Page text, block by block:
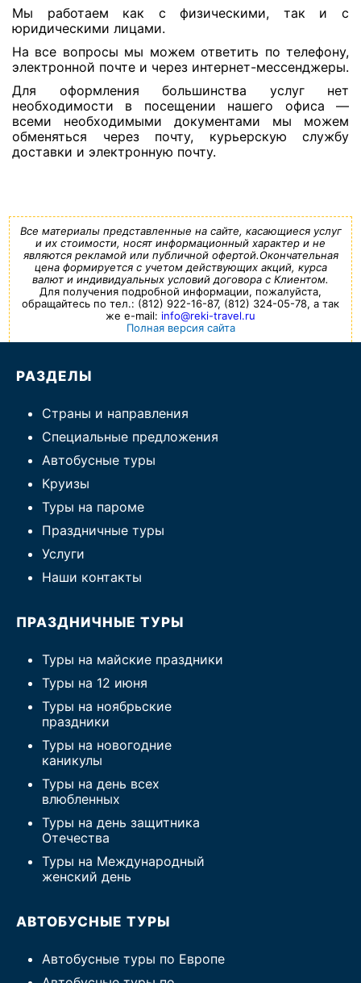
Мы работаем как с физическими, так и с
юридическими лицами.
На все вопросы мы можем ответить по телефону,
электронной почте и через интернет-мессенджеры.
Для оформления большинства услуг нет
необходимости в посещении нашего офиса —
всеми необходимыми документами мы можем
обменяться через почту, курьерскую службу
доставки и электронную почту.
Все материалы представленные на сайте, касающиеся услуг
и их стоимости, носят информационный характер и не
являются рекламой или публичной офертой.Окончательная
цена формируется с учетом действующих акций, курса
валют и индивидуальных условий договора с Клиентом.
Для получения подробной информации, пожалуйста,
обращайтесь по тел.: (812) 922-16-87, (812) 324-05-78, а так
же e-mail: info@reki-travel.ru
Полная версия сайта
РАЗДЕЛЫ
Страны и направления
Специальные предложения
Автобусные туры
Круизы
Туры на пароме
Праздничные туры
Услуги
Наши контакты
ПРАЗДНИЧНЫЕ ТУРЫ
Туры на майские праздники
Туры на 12 июня
Туры на ноябрьские
праздники
Туры на новогодние
каникулы
Туры на день всех
влюбленных
Туры на день защитника
Отечества
Туры на Международный
женский день
АВТОБУСНЫЕ ТУРЫ
Автобусные туры по Европе